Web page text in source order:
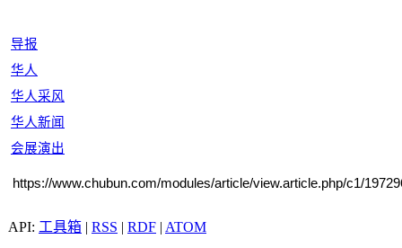
导报
华人
华人采风
华人新闻
会展演出
https://www.chubun.com/modules/article/view.article.php/c1/
工具箱 | RSS | RDF | ATOM